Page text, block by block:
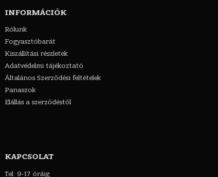
INFORMÁCIÓK
Rólunk
Fogyasztóbarát
Kiszállítási részletek
Adatvédelmi tájékoztató
Általános Szerződési feltételek
Panaszok
Elállás a szerződéstől
KAPCSOLAT
Tel: 9-17 óráig